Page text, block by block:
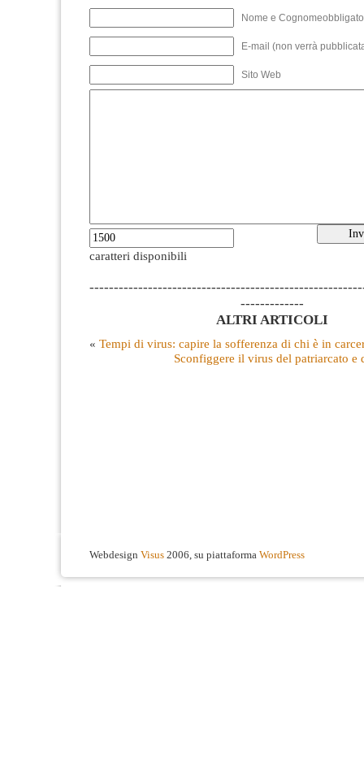
Nome e
E-mail (non verrà
Sito Web
caratteri disponibili
-------------
ALTRI ARTICOLI
« Tempi di virus: capire la sofferenza di chi è in
Sconfiggere il virus del patriarcato e
Webdesign Visus 2006, su piattaforma WordPress